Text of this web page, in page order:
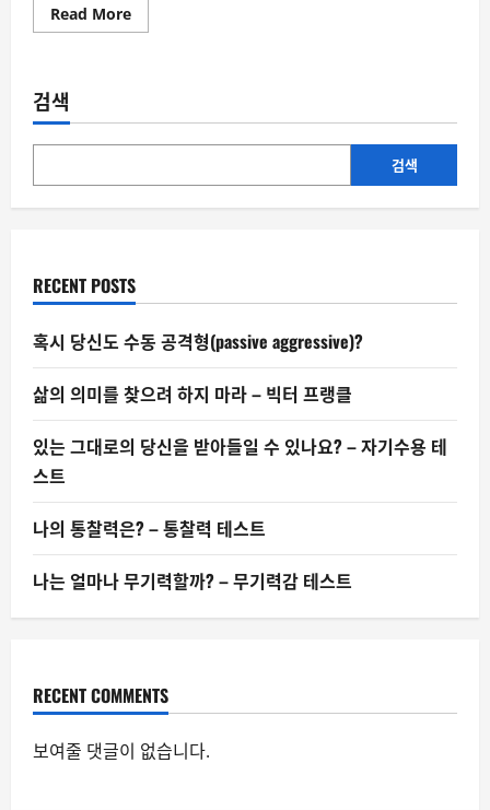
Read MoreRead
more
비
다
결
검색
검색
RECENT POSTS
혹시 당신도 수동 공격형(passive aggressive)?
삶의 의미를 찾으려 하지 마라 – 빅터 프랭클
있는 그대로의 당신을 받아들일 수 있나요? – 자기수용 테
스트
나의 통찰력은? – 통찰력 테스트
나는 얼마나 무기력할까? – 무기력감 테스트
RECENT COMMENTS
보여줄 댓글이 없습니다.